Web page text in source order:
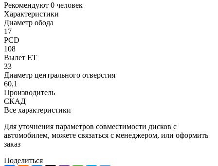
Рекомендуют 0 человек
Характеристики
Диаметр обода
17
PCD
108
Вылет ET
33
Диаметр центрального отверстия
60,1
Производитель
СКАД
Все характеристики
Для уточнения параметров совместимости дисков с
автомобилем, можете связаться с менеджером, или оформить
заказ
Поделиться